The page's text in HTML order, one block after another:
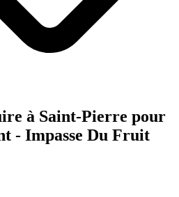
à Saint-Pierre pour
- Impasse Du Fruit